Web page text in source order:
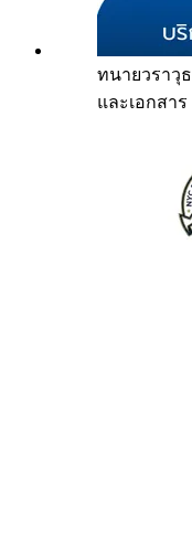
ทนายวราวุธ
และเอกสาร